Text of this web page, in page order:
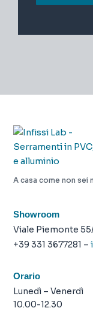
A casa come non sei
Showroom
Viale Piemonte
+39 331 3677281 –
Orario
Lunedì – Venerdì
10.00-12.30